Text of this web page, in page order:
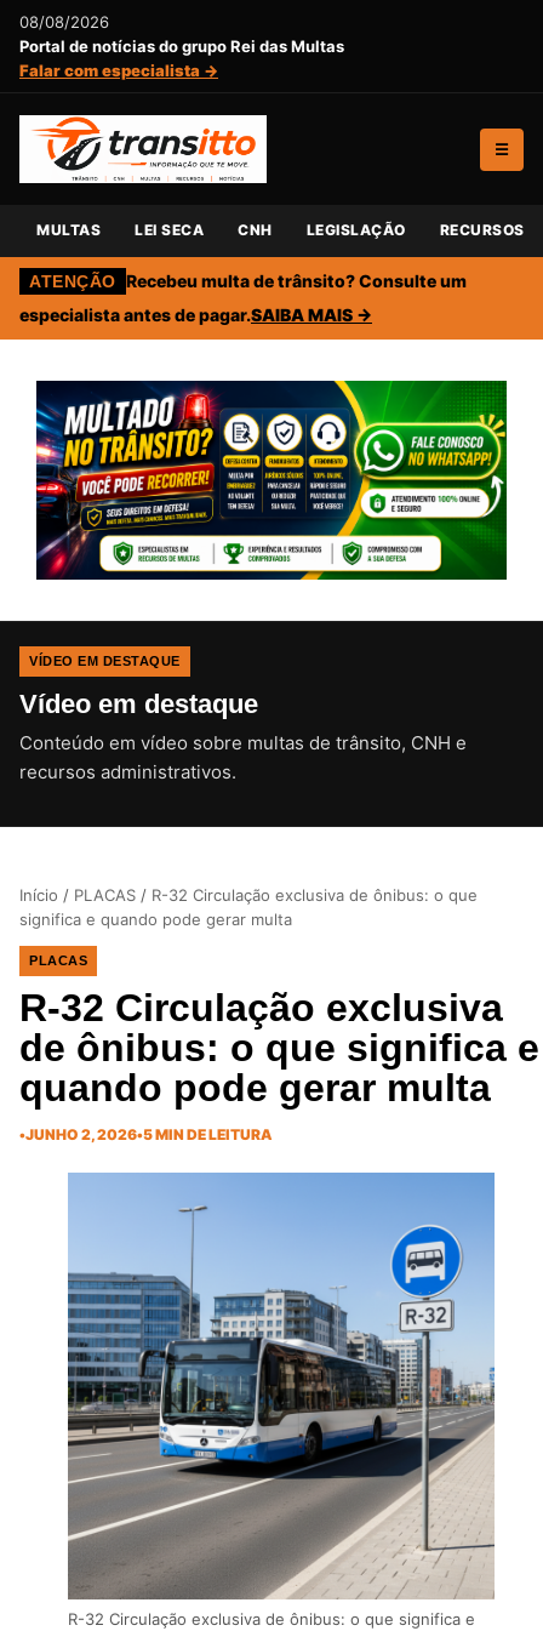
08/08/2026
Portal de notícias do grupo Rei das Multas
Falar com especialista →
☰
MULTAS LEI SECA CNH LEGISLAÇÃO RECURSOS
ATENÇÃO Recebeu multa de trânsito? Consulte um
especialista antes de pagar.SAIBA MAIS →
VÍDEO EM DESTAQUE
Vídeo em destaque
Conteúdo em vídeo sobre multas de trânsito, CNH e
recursos administrativos.CLIQUE PARA ATIVAR O SOM
Início / PLACAS / R-32 Circulação exclusiva de ônibus: o que
significa e quando pode gerar multa
PLACAS
R-32 Circulação exclusiva
de ônibus: o que significa e
quando pode gerar multa
•JUNHO 2, 2026•5 MIN DE LEITURA
R-32 Circulação exclusiva de ônibus: o que significa e